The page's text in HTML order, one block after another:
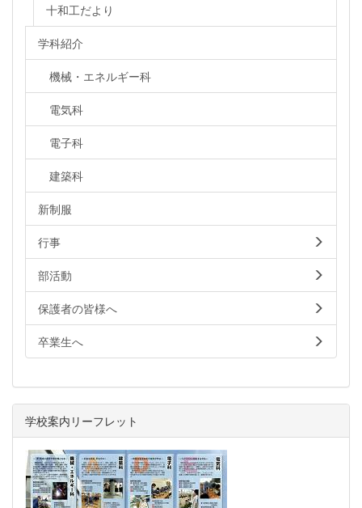
十和工だより
学科紹介
機械・エネルギー科
電気科
電子科
建築科
新制服
行事
部活動
保護者の皆様へ
卒業生へ
学校案内リーフレット